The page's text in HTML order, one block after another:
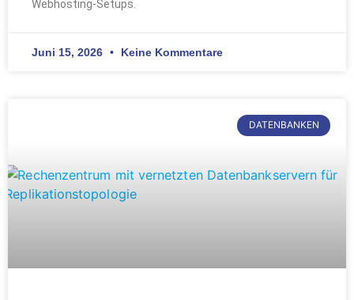
Webhosting-Setups.
Juni 15, 2026 Keine Kommentare
DATENBANKEN